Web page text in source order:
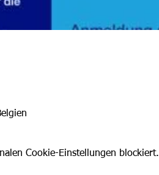
Cookie-Einstellungen blockiert.